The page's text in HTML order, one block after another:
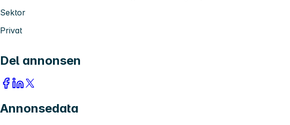
Sektor
Privat
Del annonsen
Annonsedata